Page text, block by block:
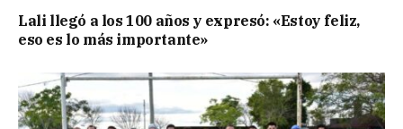
Lali llegó a los 100 años y expresó: «Estoy feliz,
eso es lo más importante»